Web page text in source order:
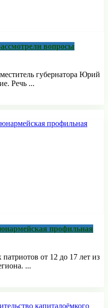
вопросы
губернатора Юрий
Речь ...
профильная
от 12 до 17 лет из
...